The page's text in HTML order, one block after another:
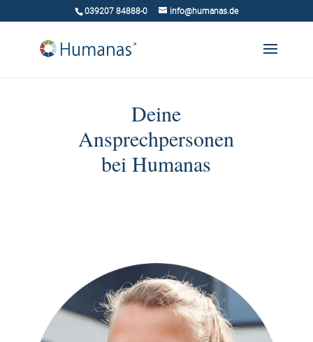
039207 84888-0 info@humanas.de
Deine
Ansprechpersonen
bei Humanas